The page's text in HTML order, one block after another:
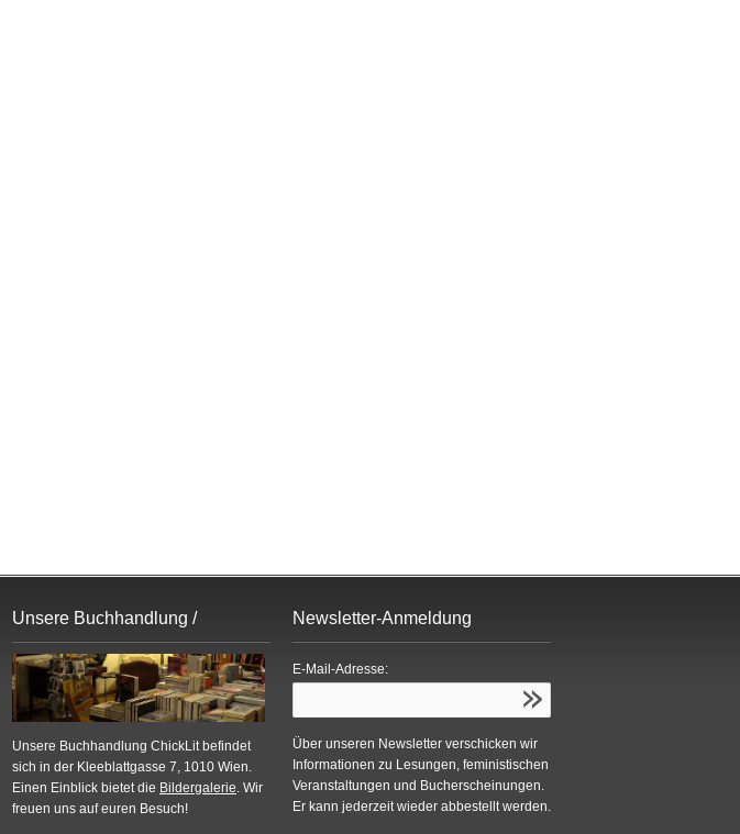
Unsere Buchhandlung /
Bildergalerie
Unsere Buchhandlung ChickLit befindet
sich in der Kleeblattgasse 7, 1010 Wien.
Einen Einblick bietet die Bildergalerie. Wir
freuen uns auf euren Besuch!
Newsletter-Anmeldung
E-Mail-Adresse:
Über unseren Newsletter verschicken wir
Informationen zu Lesungen, feministischen
Veranstaltungen und Bucherscheinungen.
Er kann jederzeit wieder abbestellt werden.